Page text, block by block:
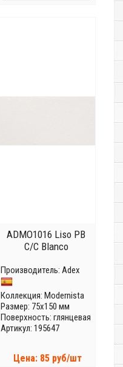
ADMO1016 Liso PB
C/C Blanco
Производитель: Adex
Коллекция: Modernista
Размер: 75x150 мм
Поверхность: глянцевая
Артикул: 195647
Цена: 85 руб/шт